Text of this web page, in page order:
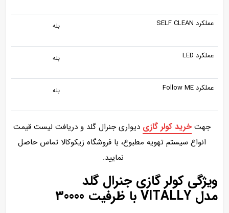
عملکرد SELF CLEAN بله
عملکرد LED بله
عملکرد Follow ME بله
جهت خرید کولر گازی دیواری جنرال گلد و دریافت لیست قیمت
انواع سیستم تهویه مطبوع، با فروشگاه زیکوکالا تماس حاصل
نمایید.
ویژگی کولر گازی جنرال گلد
مدل VITALLY با ظرفیت 30000